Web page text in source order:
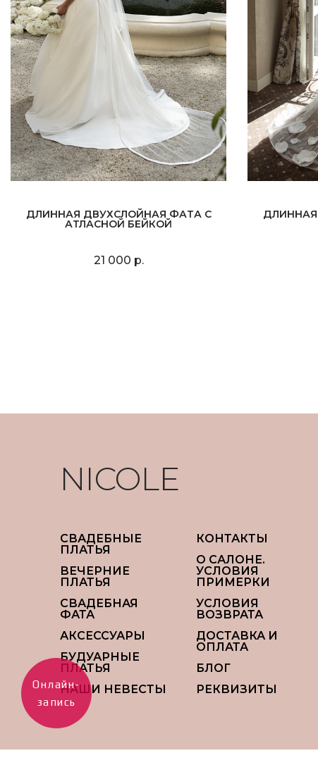
ДЛИННАЯ ДВУХСЛОЙНАЯ ФАТА С
АТЛАСНОЙ БЕЙКОЙ
21 000 р.
NICOLE
СВАДЕБНЫЕ
ПЛАТЬЯ
ВЕЧЕРНИЕ
ПЛАТЬЯ
СВАДЕБНАЯ
ФАТА
АКСЕССУАРЫ
БУДУАРНЫЕ
ПЛАТЬЯ
НАШИ НЕВЕСТЫ
КОНТАКТЫ
О САЛОНЕ.
УСЛОВИЯ
ПРИМЕРКИ
УСЛОВИЯ
ВОЗВРАТА
ДОСТАВКА И
ОПЛАТА
БЛОГ
РЕКВИЗИТЫ
Онлайн-
запись